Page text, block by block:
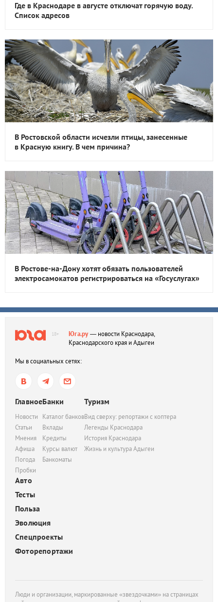
Где в Краснодаре в августе отключат горячую воду.
Список адресов
В Ростовской области исчезли птицы, занесенные
в Красную книгу. В чем причина?
В Ростове-на-Дону хотят обязать пользователей
электросамокатов регистрироваться на «Госуслугах»
18+ Юга.ру— новости Краснодара,
Краснодарского края и Адыгеи
Мы в социальных сетях:
Главное
Новости
Статьи
Мнения
Афиша
Погода
Пробки
Банки
Каталог банков
Вклады
Кредиты
Курсы валют
Банкоматы
Туризм
Вид сверху: репортажи с коптера
Легенды Краснодара
История Краснодара
Жизнь и культура Адыгеи
Авто
Тесты
Польза
Эволюция
Спецпроекты
Фоторепортажи
Люди и организации, маркированные «звездочками» на страницах